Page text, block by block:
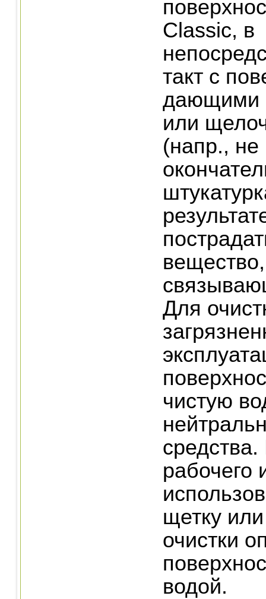
Classic, в
такт с
дающими
или
(напр.,
вещество,
Для
чистую
средства.
рабочего
щетку
очистки
водой.